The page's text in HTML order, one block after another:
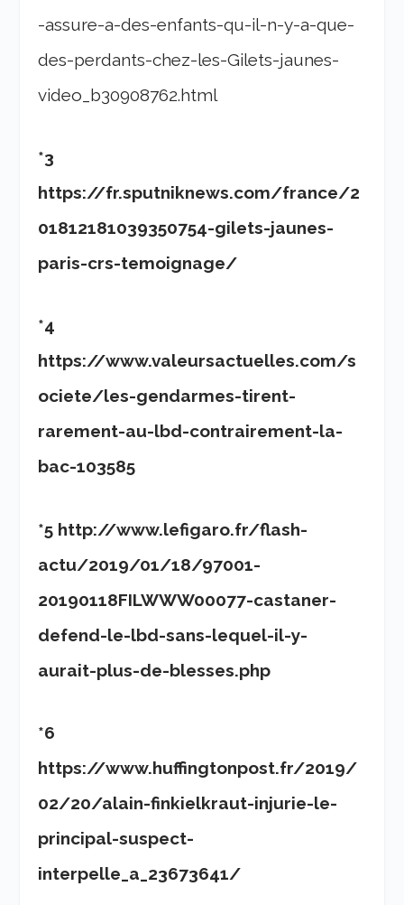
-assure-a-des-enfants-qu-il-n-y-a-que-
des-perdants-chez-les-Gilets-jaunes-
video_b30908762.html
*3
https://fr.sputniknews.com/france/2
01812181039350754-gilets-jaunes-
paris-crs-temoignage/
*4
https://www.valeursactuelles.com/s
ociete/les-gendarmes-tirent-
rarement-au-lbd-contrairement-la-
bac-103585
*5 http://www.lefigaro.fr/flash-
actu/2019/01/18/97001-
20190118FILWWW00077-castaner-
defend-le-lbd-sans-lequel-il-y-
aurait-plus-de-blesses.php
*6
https://www.huffingtonpost.fr/2019/
02/20/alain-finkielkraut-injurie-le-
principal-suspect-
interpelle_a_23673641/